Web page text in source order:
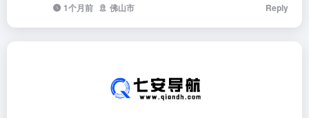
1个月前 佛山市 Reply